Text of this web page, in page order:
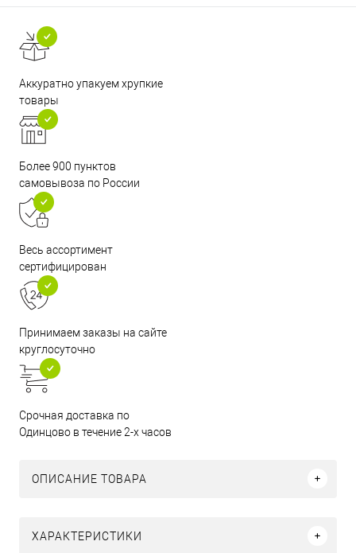
Аккуратно упакуем хрупкие
товары
Более 900 пунктов
самовывоза по России
Весь ассортимент
сертифицирован
Принимаем заказы на сайте
круглосуточно
Срочная доставка по
Одинцово в течение 2-х часов
ОПИСАНИЕ ТОВАРА
ХАРАКТЕРИСТИКИ